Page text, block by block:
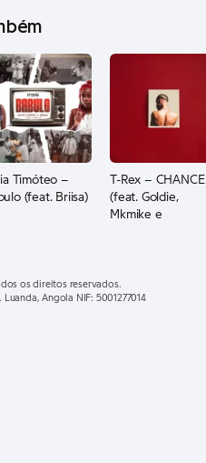
Timóteo –
(feat. Briisa)
T-Rex – CHANCE
(feat. Goldie,
Mkmike e
os direitos reservados.
Luanda, Angola NIF: 5001277014